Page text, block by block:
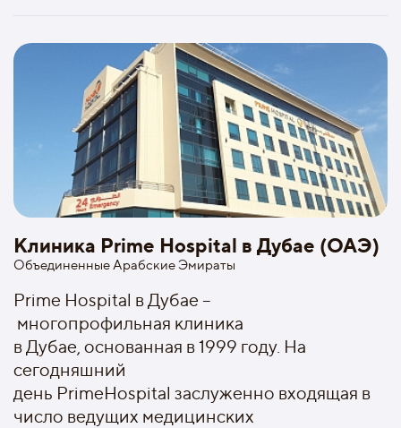
Клиника Prime Hospital в Дубае (ОАЭ)
Объединенные Арабские Эмираты
Prime Hospital в Дубае –
многопрофильная клиника
в Дубае, основанная в 1999 году. На
сегодняшний
день PrimeHospital заслуженно входящая в
число ведущих медицинских